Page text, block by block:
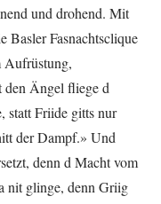
und drohend. Mit
Basler Fasnachtsclique
Aufrüstung,
Ängel fliege d
statt Friide gitts nur
der Dampf.» Und
denn d Macht vom
nit glinge, denn Griig